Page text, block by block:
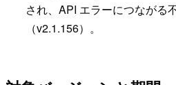
され、API エラーにつながる
（v2.1.156）。